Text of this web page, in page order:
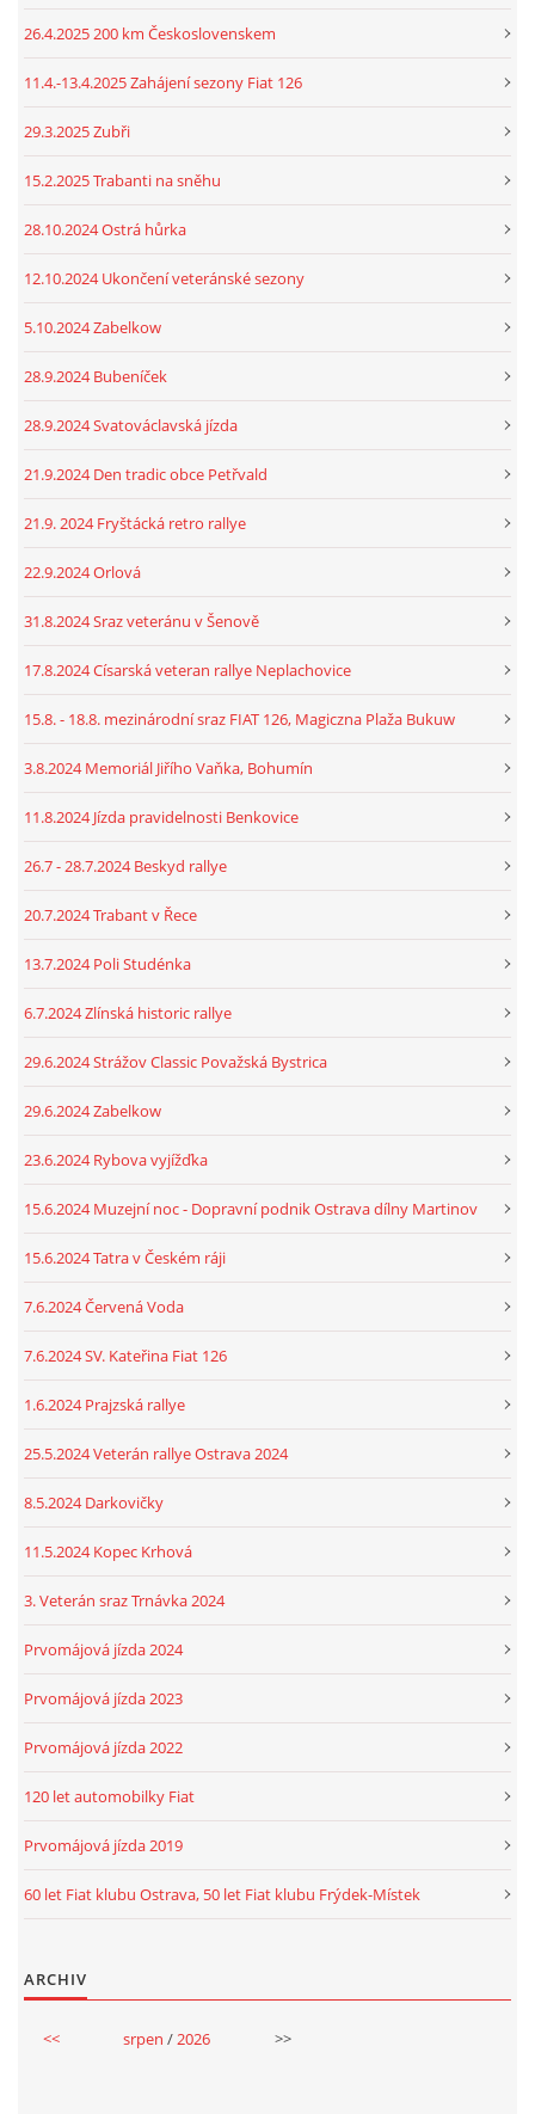
26.4.2025 200 km Československem
11.4.-13.4.2025 Zahájení sezony Fiat 126
29.3.2025 Zubři
15.2.2025 Trabanti na sněhu
28.10.2024 Ostrá hůrka
12.10.2024 Ukončení veteránské sezony
5.10.2024 Zabelkow
28.9.2024 Bubeníček
28.9.2024 Svatováclavská jízda
21.9.2024 Den tradic obce Petřvald
21.9. 2024 Fryštácká retro rallye
22.9.2024 Orlová
31.8.2024 Sraz veteránu v Šenově
17.8.2024 Císarská veteran rallye Neplachovice
15.8. - 18.8. mezinárodní sraz FIAT 126, Magiczna Plaža Bukuw
3.8.2024 Memoriál Jiřího Vaňka, Bohumín
11.8.2024 Jízda pravidelnosti Benkovice
26.7 - 28.7.2024 Beskyd rallye
20.7.2024 Trabant v Řece
13.7.2024 Poli Studénka
6.7.2024 Zlínská historic rallye
29.6.2024 Strážov Classic Považská Bystrica
29.6.2024 Zabelkow
23.6.2024 Rybova vyjížďka
15.6.2024 Muzejní noc - Dopravní podnik Ostrava dílny Martinov
15.6.2024 Tatra v Českém ráji
7.6.2024 Červená Voda
7.6.2024 SV. Kateřina Fiat 126
1.6.2024 Prajzská rallye
25.5.2024 Veterán rallye Ostrava 2024
8.5.2024 Darkovičky
11.5.2024 Kopec Krhová
3. Veterán sraz Trnávka 2024
Prvomájová jízda 2024
Prvomájová jízda 2023
Prvomájová jízda 2022
120 let automobilky Fiat
Prvomájová jízda 2019
60 let Fiat klubu Ostrava, 50 let Fiat klubu Frýdek-Místek
ARCHIV
<< srpen / 2026 >>